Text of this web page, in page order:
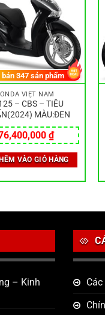
VIỆT NAM
– CBS – TIÊU
MÀU:ĐEN
₫
347sản phẩm
VÀO GIỎ HÀNG
– Kinh